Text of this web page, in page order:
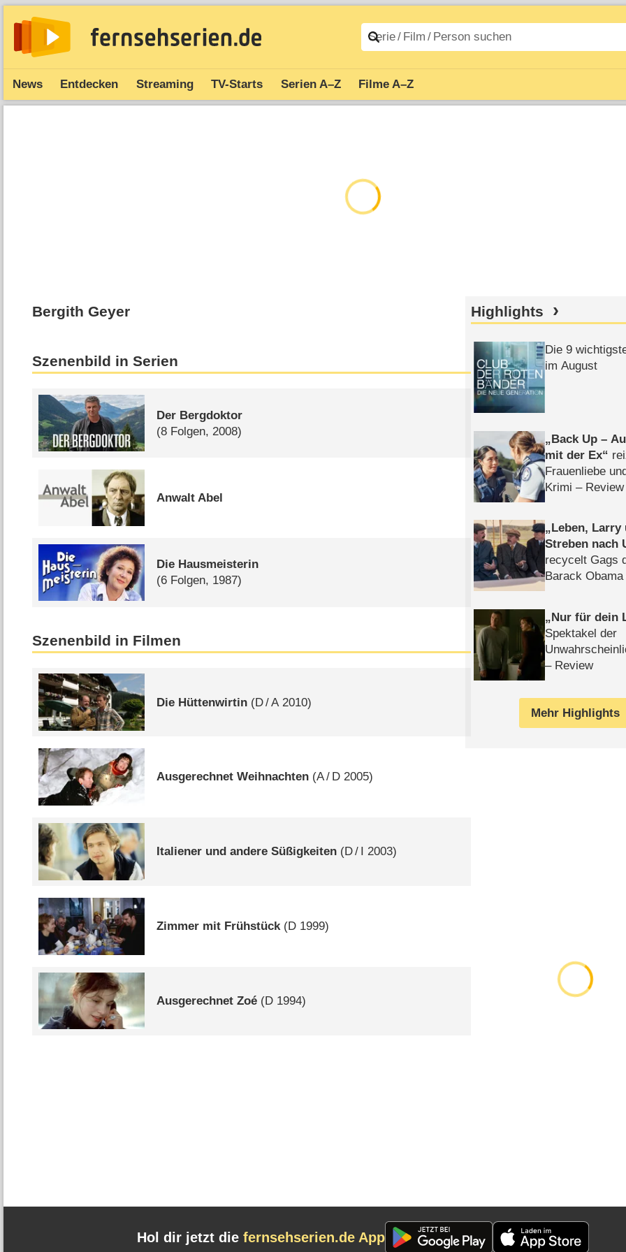
News Entdecken Streaming TV-Starts Serien A–Z Filme A–Z
Bergith Geyer
Szenenbild in Serien
Der Bergdoktor
(8 Folgen, 2008)
Anwalt Abel
Die Hausmeisterin
(6 Folgen, 1987)
Szenenbild in Filmen
Die Hüttenwirtin (D/A 2010)
Ausgerechnet Weihnachten (A/ D 2005)
Italiener und andere Süßigkeiten (D/ 2003)
Zimmer mit Frühstück(D 1999)
Ausgerechnet Zoé (D 1994)
Highlights
Die 9
im August
Back Up –
mit der Ex
Frauenliebe
Krimi – Review
Leben, Larry
Streben nach
recycelt Gags
Barack
Nur für dein
Spektakel der
– Review
Mehr Highlights
Hol dir jetzt die fernsehserien.de App